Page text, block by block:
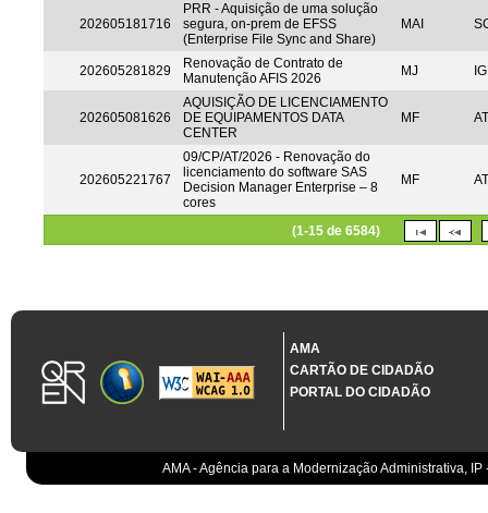
202605181716
PRR - Aquisição de uma solução
segura, on-prem de EFSS
(Enterprise File Sync and Share)
MAI
202605281829
Renovação de Contrato de
Manutenção AFIS 2026
MJ
202605081626
AQUISIÇÃO DE LICENCIAMENTO
DE EQUIPAMENTOS DATA
CENTER
MF AT
202605221767
09/CP/AT/2026 - Renovação do
licenciamento do software SAS
Decision Manager Enterprise – 8
cores
MF AT
(1-15 de 6584)
AMA
CARTÃO DE CIDADÃO
PORTAL DO CIDADÃO
AMA - Agência para a Modernização Administrativa,